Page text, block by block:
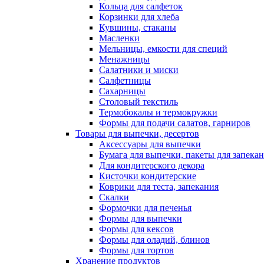
Кольца для салфеток
Корзинки для хлеба
Кувшины, стаканы
Масленки
Мельницы, емкости для специй
Менажницы
Салатники и миски
Салфетницы
Сахарницы
Столовый текстиль
Термобокалы и термокружки
Формы для подачи салатов, гарниров
Товары для выпечки, десертов
Аксессуары для выпечки
Бумага для выпечки, пакеты для
Для кондитерского декора
Кисточки кондитерские
Коврики для теста, запекания
Скалки
Формочки для печенья
Формы для выпечки
Формы для кексов
Формы для оладий, блинов
Формы для тортов
Хранение продуктов